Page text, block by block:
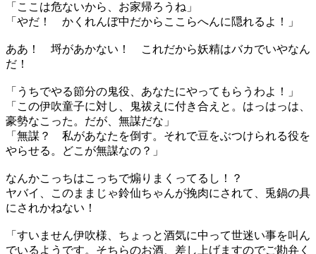
「ここは危ないから、お家帰ろうね」
「やだ！ かくれんぼ中だからここらへんに隠れるよ！」
ああ！ 埒があかない！ これだから妖精はバカでいやなん
だ！
「うちでやる節分の鬼役、あなたにやってもらうわよ！」
「この伊吹童子に対し、鬼祓えに付き合えと。はっはっは、
豪勢なこった。だが、無謀だな」
「無謀？ 私があなたを倒す。それで豆をぶつけられる役を
やらせる。どこが無謀なの？」
なんかこっちはこっちで煽りまくってるし！？
ヤバイ、このままじゃ鈴仙ちゃんが挽肉にされて、兎鍋の具
にされかねない！
「すいません伊吹様、ちょっと酒気に中って世迷い事を叫ん
でいるようです。そちらのお酒、差し上げますのでご勘弁く